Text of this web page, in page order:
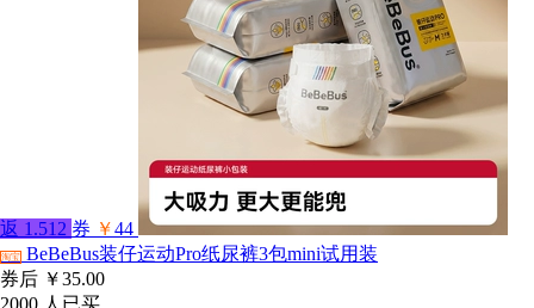
返 1.512 券 ￥44
淘宝 BeBeBus装仔运动Pro纸尿裤3包mini试用装
券后 ￥35.00
2000 人已买